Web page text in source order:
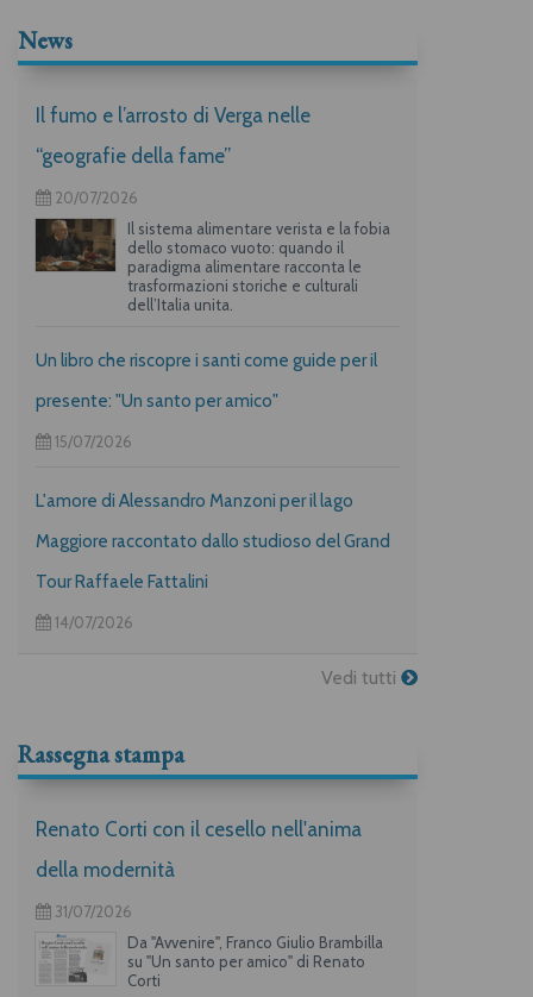
News
Il fumo e l’arrosto di Verga nelle
“geografie della fame”
20/07/2026
Il sistema alimentare verista e la fobia
dello stomaco vuoto: quando il
paradigma alimentare racconta le
trasformazioni storiche e culturali
dell’Italia unita.
Un libro che riscopre i santi come guide per il
presente: "Un santo per amico"
15/07/2026
L'amore di Alessandro Manzoni per il lago
Maggiore raccontato dallo studioso del Grand
Tour Raffaele Fattalini
14/07/2026
Vedi tutti
Rassegna stampa
Renato Corti con il cesello nell'anima
della modernità
31/07/2026
Da "Avvenire", Franco Giulio Brambilla
su "Un santo per amico" di Renato
Corti